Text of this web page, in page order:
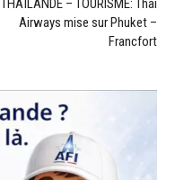
THAÏLANDE – TOURISME: Thai
Airways mise sur Phuket –
Francfort